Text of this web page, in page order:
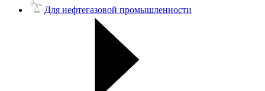
Для нефтегазовой промышленности